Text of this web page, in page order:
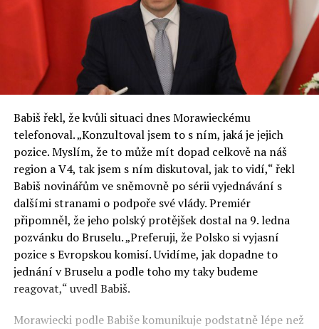
Babiš řekl, že kvůli situaci dnes Morawieckému
telefonoval. „Konzultoval jsem to s ním, jaká je jejich
pozice. Myslím, že to může mít dopad celkově na náš
region a V4, tak jsem s ním diskutoval, jak to vidí,“ řekl
Babiš novinářům ve sněmovně po sérii vyjednávání s
dalšími stranami o podpoře své vlády. Premiér
připomněl, že jeho polský protějšek dostal na 9. ledna
pozvánku do Bruselu. „Preferuji, že Polsko si vyjasní
pozice s Evropskou komisí. Uvidíme, jak dopadne to
jednání v Bruselu a podle toho my taky budeme
reagovat,“ uvedl Babiš.
Morawiecki podle Babiše komunikuje podstatně lépe než